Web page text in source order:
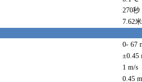
270秒
7.62米
0- 67
±0.45
1 m/s
0.45